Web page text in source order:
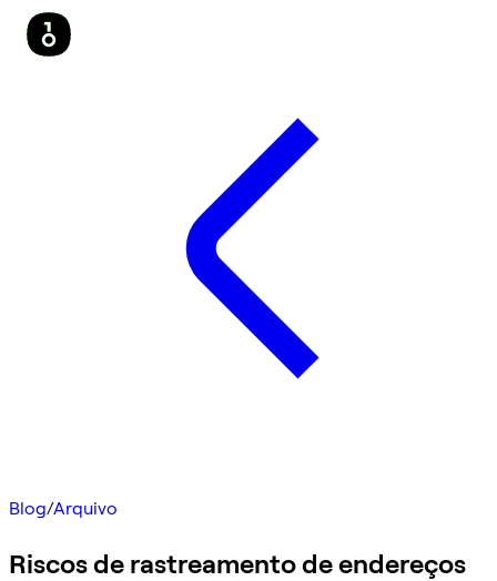
Blog/Arquivo
Riscos de rastreamento de endereços